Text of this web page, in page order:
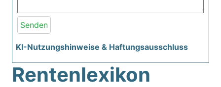
Senden
KI-Nutzungshinweise & Haftungsausschluss
Rentenlexikon